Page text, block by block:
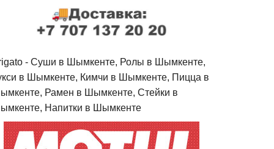
- Cуши в Шымкенте, Ролы в Шымкенте,
в Шымкенте, Кимчи в Шымкенте, Пицца в
Рамен в Шымкенте, Стейки в
Напитки в Шымкенте